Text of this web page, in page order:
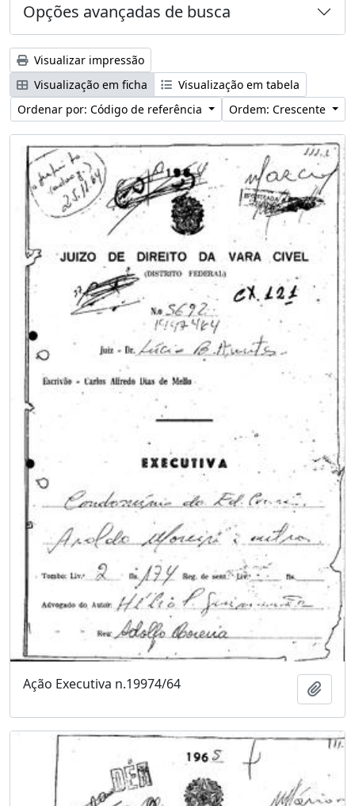
Opções avançadas de busca
Visualizar impressão
Visualização em ficha
Visualização em tabela
Ordenar por: Código de referência
Ordem: Crescente
Ação Executiva n.19974/64